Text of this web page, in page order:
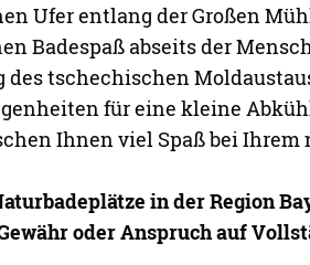
Ufer entlang der Großen
Badespaß abseits der
des tschechischen
für eine kleine
Ihnen viel Spaß bei Ihrem
in der Region
oder Anspruch auf